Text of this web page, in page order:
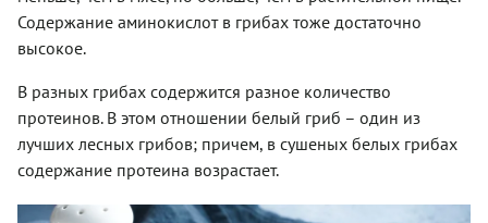
Содержание аминокислот в грибах тоже достаточно
высокое.
В разных грибах содержится разное количество
протеинов. В этом отношении белый гриб – один из
лучших лесных грибов; причем, в сушеных белых грибах
содержание протеина возрастает.